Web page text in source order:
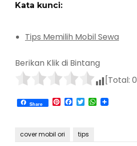
Kata kunci:
Tips Memilih Mobil Sewa
Berikan Klik di Bintang
[Total: 0
Share Pinterest
Facebook
TwitterWhatsApp
cover mobil ori tips